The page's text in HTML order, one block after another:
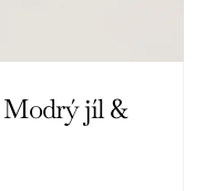
Modrý jíl &